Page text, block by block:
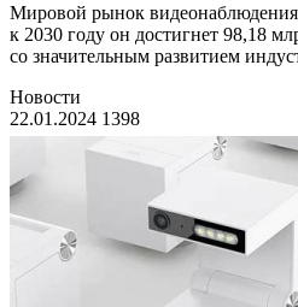
Мировой рынок видеонаблюдения
к 2030 году он достигнет 98,18
со значительным развитием
Новости
22.01.2024 1398